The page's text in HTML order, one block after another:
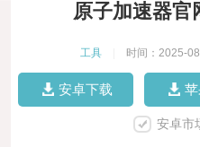
原子加速器官
工具 时间：2025-
安卓下载
安卓市